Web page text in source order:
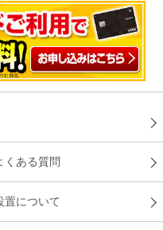
くある質問
置について